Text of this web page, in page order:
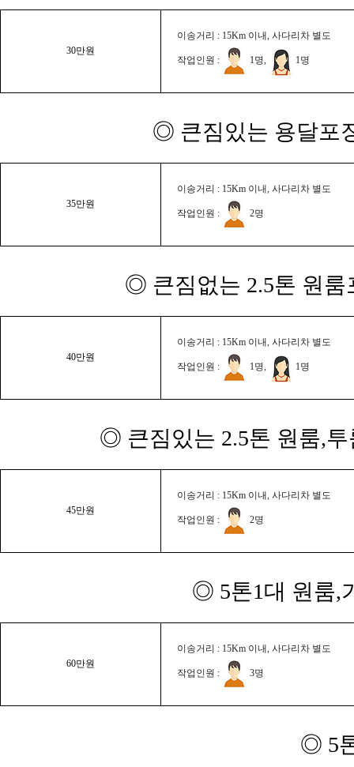
30만원
이송거리 : 15Km 이내, 사다리차 별도
작업인원 : 1명, 1명
◎ 큰짐있는 용달포
35만원
이송거리 : 15Km 이내, 사다리차 별도
작업인원 : 2명
◎ 큰짐없는 2.5톤 원룸
40만원
이송거리 : 15Km 이내, 사다리차 별도
작업인원 : 1명, 1명
◎ 큰짐있는 2.5톤 원룸,
45만원
이송거리 : 15Km 이내, 사다리차 별도
작업인원 : 2명
◎ 5톤1대 원룸,
60만원
이송거리 : 15Km 이내, 사다리차 별도
작업인원 : 3명
◎ 5